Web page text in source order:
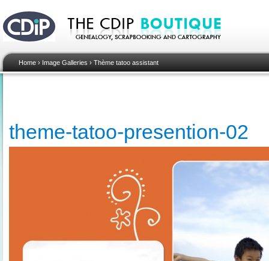
Home › Image Galleries › Thème tatoo assistant
theme-tatoo-presention-02